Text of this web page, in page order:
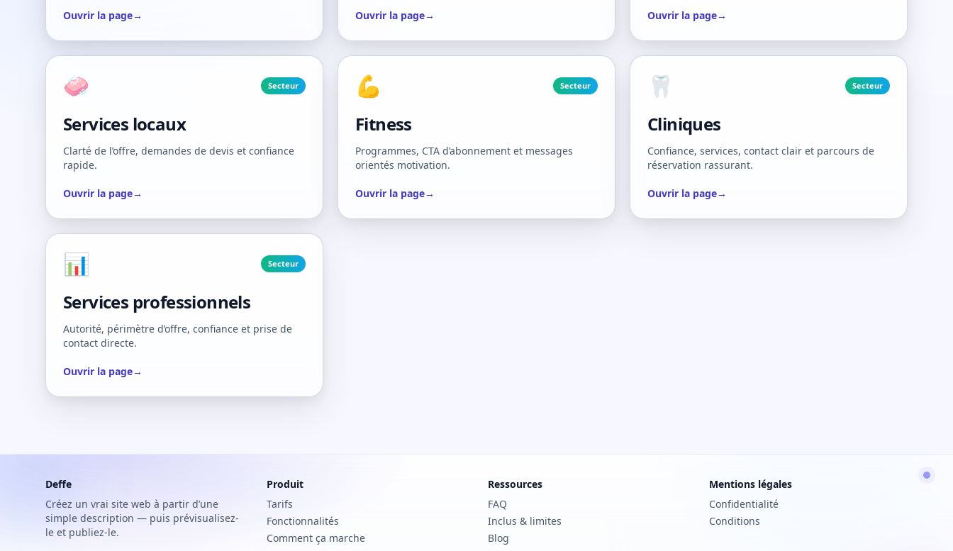
Ouvrir la page→ Ouvrir la page→ Ouvrir la page→
🧼 Secteur
Services locaux
Clarté de l’offre, demandes de devis et confiance
rapide.
Ouvrir la page→
💪 Secteur
Fitness
Programmes, CTA d’abonnement et messages
orientés motivation.
Ouvrir la page→
🦷 Secteur
Cliniques
Confiance, services, contact clair et parcours de
réservation rassurant.
Ouvrir la page→
📊 Secteur
Services professionnels
Autorité, périmètre d’offre, confiance et prise de
contact directe.
Ouvrir la page→
Deffe
Créez un vrai site web à partir d’une
simple description — puis prévisualisez-
le et publiez-le.
Produit
Tarifs
Fonctionnalités
Comment ça marche
Ressources
FAQ
Inclus & limites
Blog
Mentions légales
Confidentialité
Conditions